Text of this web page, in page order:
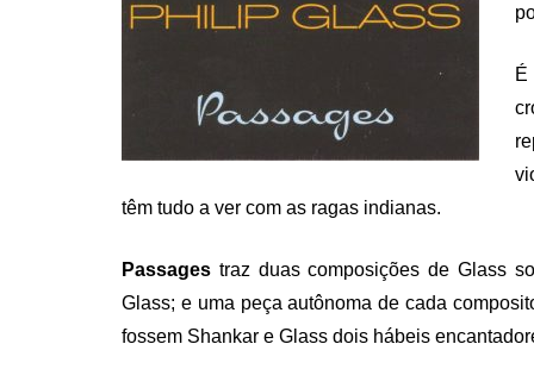
têm tudo a ver com as ragas indianas.
Passages traz duas composições de Glass
Glass; e uma peça autônoma de cada
fossem Shankar e Glass dois hábeis